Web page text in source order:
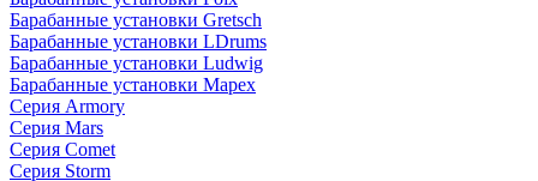
Барабанные установки Gretsch
Барабанные установки LDrums
Барабанные установки Ludwig
Барабанные установки Mapex
Серия Armory
Серия Mars
Серия Comet
Серия Storm